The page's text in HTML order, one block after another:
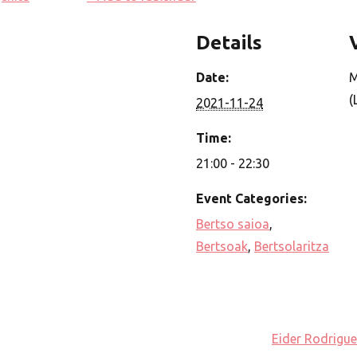
Details
Date:
2021-11-24
Time:
21:00 - 22:30
Event Categories:
Bertso saioa
Bertsoak Bertsolaritza
Eider